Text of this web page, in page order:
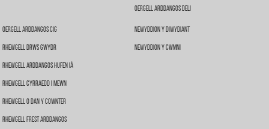
Oergell Arddangos Deli
Oergell Arddangos Cig
Rhewgell Drws Gwydr
Rhewgell Arddangos Hufen Iâ
Rhewgell Cyrraedd I Mewn
Rhewgell O Dan Y Cownter
Rhewgell Frest Arddangos
Newyddion Y Diwydiant
Newyddion Y Cwmni